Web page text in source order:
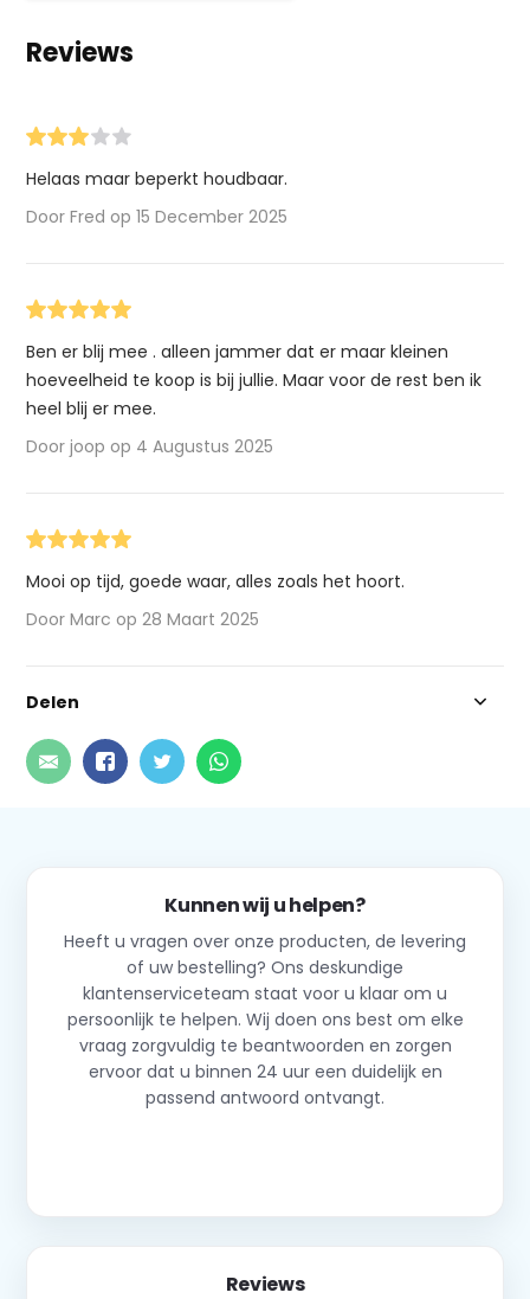
Reviews
Helaas maar beperkt houdbaar.
Door Fred op 15 December 2025
Ben er blij mee . alleen jammer dat er maar kleinen
hoeveelheid te koop is bij jullie. Maar voor de rest ben ik
heel blij er mee.
Door joop op 4 Augustus 2025
Mooi op tijd, goede waar, alles zoals het hoort.
Door Marc op 28 Maart 2025
Delen
Kunnen wij u helpen?
Heeft u vragen over onze producten, de levering
of uw bestelling? Ons deskundige
klantenserviceteam staat voor u klaar om u
persoonlijk te helpen. Wij doen ons best om elke
vraag zorgvuldig te beantwoorden en zorgen
ervoor dat u binnen 24 uur een duidelijk en
passend antwoord ontvangt.
Reviews